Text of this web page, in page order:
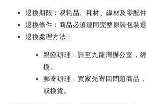
退換期限：易耗品、耗材、線材及零配
退換條件：商品必須連同完整原裝包裝退
退換處理方法：
親臨辦理：請至九龍灣辦公室，
換。
郵寄辦理：買家先寄回問題商品
或換貨。